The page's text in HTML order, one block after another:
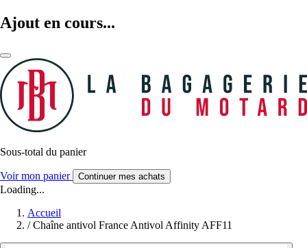
Ajout en cours...
Sous-total du panier
Voir mon panier Continuer mes achats
Loading...
Accueil
/ Chaîne antivol France Antivol Affinity AFF11